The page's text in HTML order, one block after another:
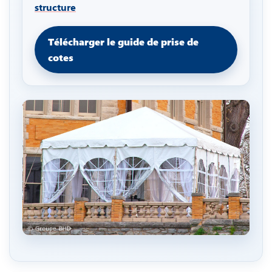
structure
Télécharger le guide de prise de
cotes